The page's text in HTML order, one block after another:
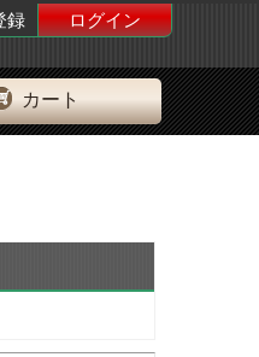
録
ログイン
カート